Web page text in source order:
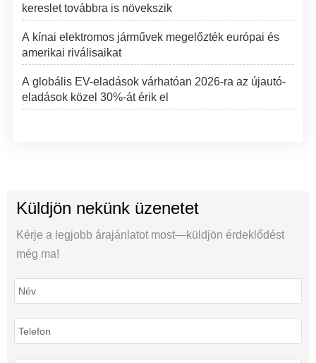
kereslet továbbra is növekszik
A kínai elektromos járművek megelőzték európai és
amerikai riválisaikat
A globális EV-eladások várhatóan 2026-ra az újautó-
eladások közel 30%-át érik el
Küldjön nekünk üzenetet
Kérje a legjobb árajánlatot most—küldjön érdeklődést
még ma!